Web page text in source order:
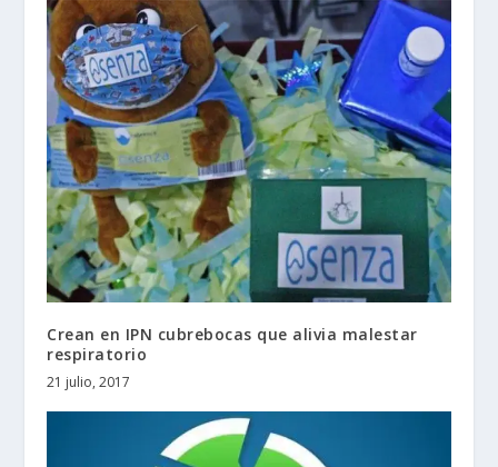
Crean en IPN cubrebocas que alivia malestar
respiratorio
21 julio, 2017